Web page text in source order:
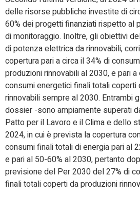
delle risorse pubbliche investite di
60% dei progetti finanziati rispetto al
di monitoraggio. Inoltre, gli obiettivi
di potenza elettrica da rinnovabili,
copertura pari a circa il 34% di
produzioni rinnovabili al 2030, e pari a
consumi energetici finali totali coperti
rinnovabili sempre al 2030. Entrambi
dossier -sono ampiamente superati
Patto per il Lavoro e il Clima e dello
2024, in cui è prevista la copertura
consumi finali totali di energia pari al
e pari al 50-60% al 2030, pertanto
previsione del Per 2030 del 27% di
finali totali coperti da produzioni